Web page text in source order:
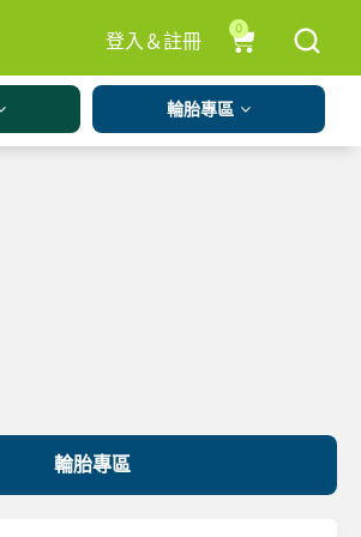
登入＆註冊
0
輪胎專區
輪胎專區